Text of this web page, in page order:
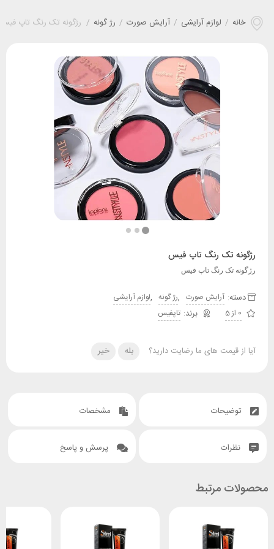
خانه / لوازم آرایشی / آرایش صورت / رژ گونه / رژگونه تک رنگ تاپ فیس
رژگونه تک رنگ تاپ فیس
رژگونه تک رنگ تاپ فیس
دسته: آرایش صورت ,رژ گونه ,لوازم آرایشی
0 از 5
تاپفیس
آیا از قیمت های ما رضایت دارید؟ بله خیر
توضیحات مشخصات
نظرات پرسش و پاسخ
محصولات مرتبط